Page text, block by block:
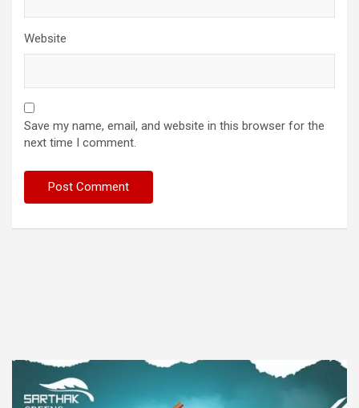
Website
Save my name, email, and website in this browser for the
next time I comment.